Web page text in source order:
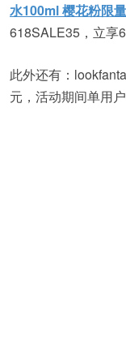
水100ml 樱花粉限
618SALE35，立享
此外还有：
元，活动期间单用